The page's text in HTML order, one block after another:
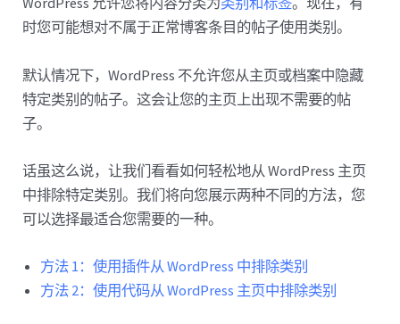
时您可能想对不属于正常博客条目的帖子使用类别。
默认情况下，WordPress 不允许您从主页或档案中隐藏
特定类别的帖子。这会让您的主页上出现不需要的帖
子。
话虽这么说，让我们看看如何轻松地从 WordPress 主页
中排除特定类别。我们将向您展示两种不同的方法，您
可以选择最适合您需要的一种。
方法 1：使用插件从 WordPress 中排除类别
方法 2：使用代码从 WordPress 主页中排除类别